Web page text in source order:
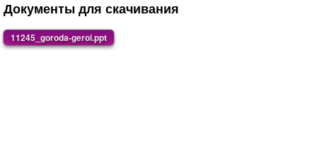
Документы для скачивания
11245_goroda-geroi.ppt